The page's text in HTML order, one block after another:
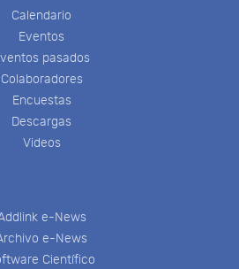
Calendario
Eventos
pasados
Colaboradores
Encuestas
Descargas
Videos
e-News
e-News
Científico